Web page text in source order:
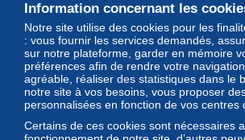
Magazine
Un regard unique et
l'univers des timbres
collectionneurs
Information concernant les
Notre site utilise des cookies pour les
: vous fournir les services demandés,
sur notre plateforme, garder en mémoire
préférences afin de rendre votre
agréable, réaliser des statistiques dans le
notre site à vos besoins, vous proposer
personnalisées en fonction de vos centres
Certains de ces cookies sont nécessaires